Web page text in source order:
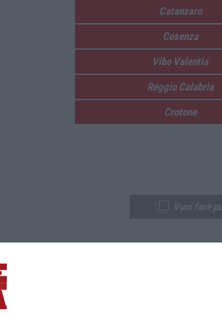
Catanzaro
Cosenza
Vibo Valentia
Reggio Calabria
Crotone